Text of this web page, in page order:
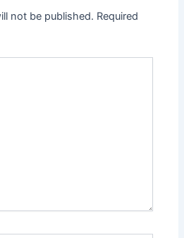
not be published. Required